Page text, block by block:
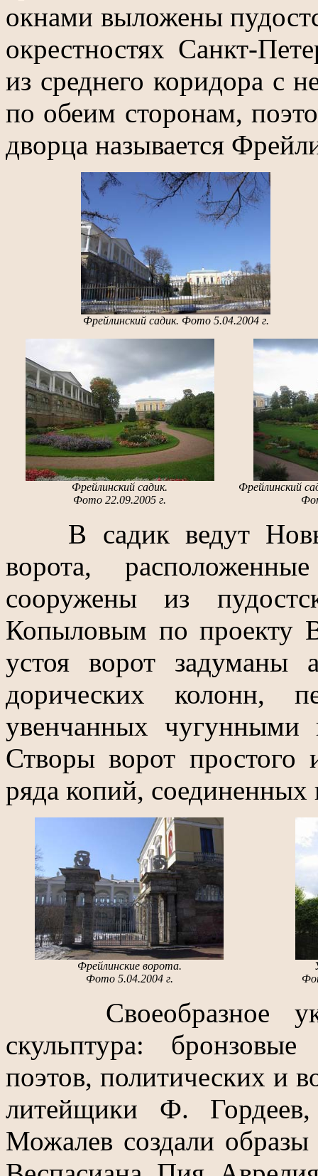
окнами выложены
окрестностях Санкт-
из среднего коридора с
по обеим сторонам,
дворца называется
Фрейлинский садик. Фото 5.04.2004 г.
Фрейлинский садик.
Фото 22.09.2005 г.
Фрейлинский
В садик ведут
ворота,
сооружены из
Копыловым по проекту
устоя ворот задуманы
дорических колонн,
увенчанных чугунными
Створы ворот простого
ряда копий, соединенных
Фрейлинские ворота.
Фото 5.04.2004 г.
Своеобразное
скульптура:
поэтов, политических и
литейщики Ф.
Можалев создали